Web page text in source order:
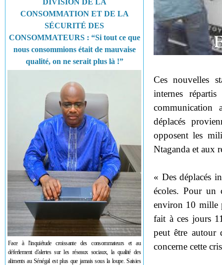
CONSOMMATION ET DE LA
SÉCURITÉ DES
CONSOMMATEURS : “Si tout ce que
nous consommions était de mauvaise
qualité, on ne serait plus là !”
Face à l'inquiétude croissante des consommateurs et au
déferlement d'alertes sur les réseaux sociaux, la qualité des
aliments au Sénégal est plus que jamais sous la loupe. Saisies
Ces nouvelles
internes
communication
déplacés
opposent les
Ntaganda et aux
« Des déplacés
écoles. Pour un
environ 10 mille
fait à ces jours
peut être
concerne cette